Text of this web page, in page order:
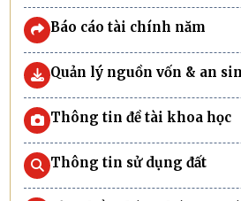
Báo cáo tài chính năm
Quản lý nguồn vốn & an
Thông tin đề tài khoa học
Thông tin sử dụng đất